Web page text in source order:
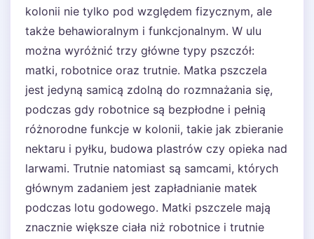
kolonii nie tylko pod względem fizycznym, ale
także behawioralnym i funkcjonalnym. W ulu
można wyróżnić trzy główne typy pszczół:
matki, robotnice oraz trutnie. Matka pszczela
jest jedyną samicą zdolną do rozmnażania się,
podczas gdy robotnice są bezpłodne i pełnią
różnorodne funkcje w kolonii, takie jak zbieranie
nektaru i pyłku, budowa plastrów czy opieka nad
larwami. Trutnie natomiast są samcami, których
głównym zadaniem jest zapładnianie matek
podczas lotu godowego. Matki pszczele mają
znacznie większe ciała niż robotnice i trutnie